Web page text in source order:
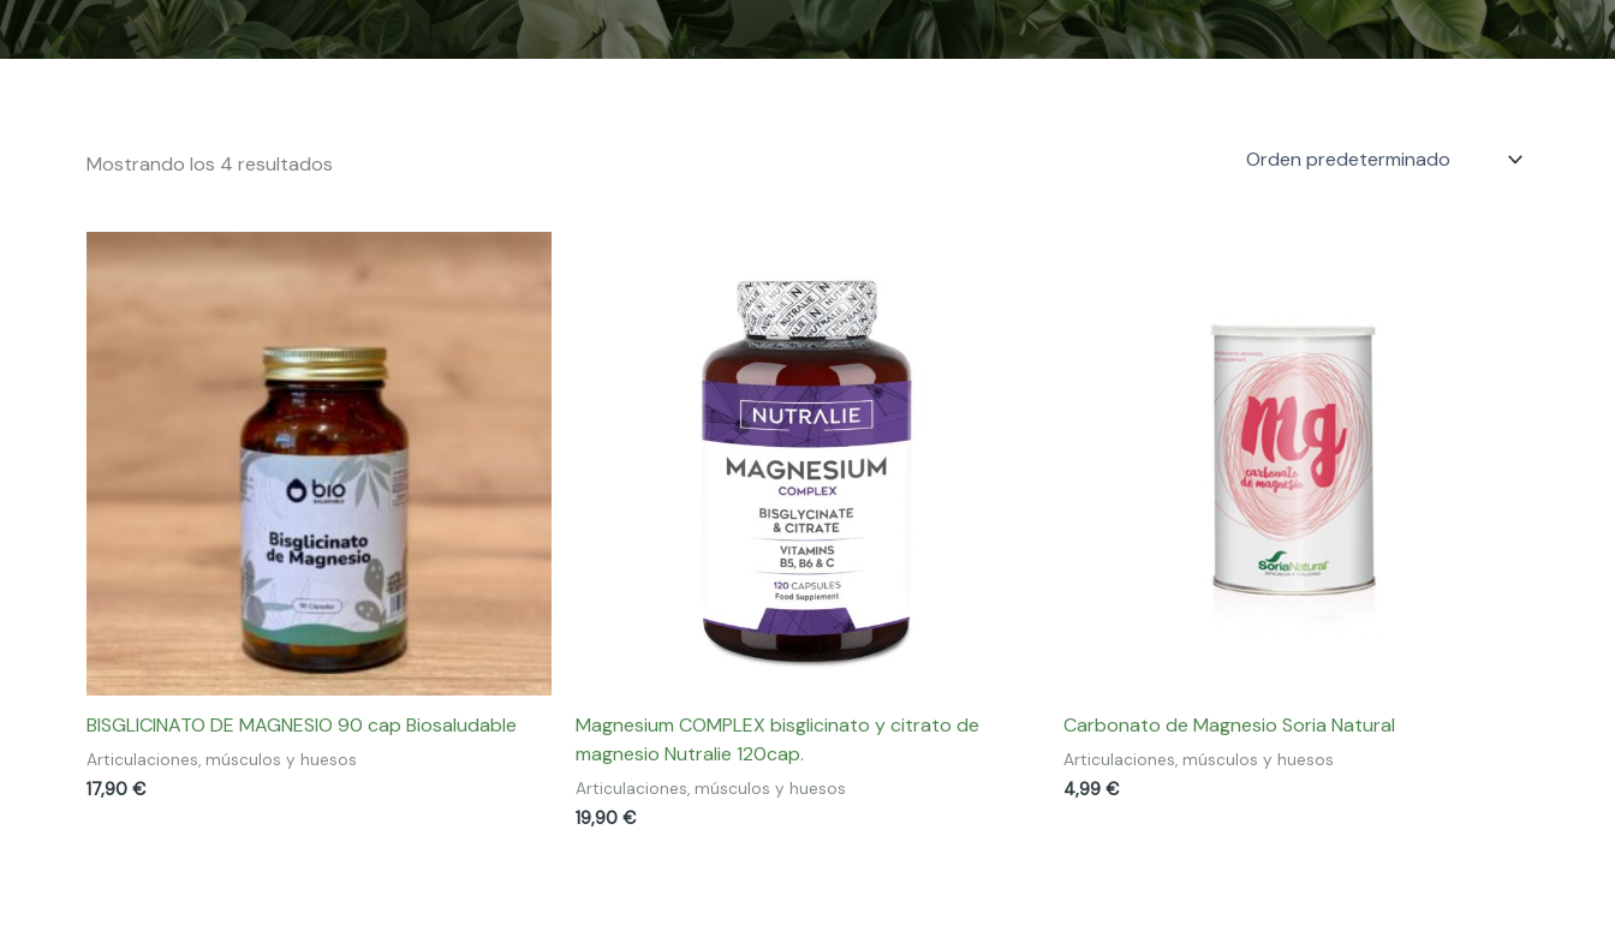
Mostrando los 4 resultados
BISGLICINATO DE MAGNESIO 90 cap Biosaludable
Articulaciones, músculos y huesos
17,90 €
Magnesium COMPLEX bisglicinato y citrato de
magnesio Nutralie 120cap.
Articulaciones, músculos y huesos
19,90 €
Carbonato de Magnesio Soria Natural
Articulaciones, músculos y huesos
4,99€